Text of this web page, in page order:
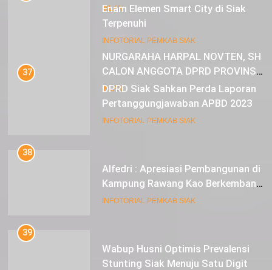
IKLAN
NURGARAHA HARPAL NOVTEN, SH
CALON ANGGOTA DPRD PROVINSI
DKI JAKARTA
IKLAN
Enam Elemen Smart City di Siak
Terpenuhi
INFOTORIAL PEMKAB SIAK
37
DPRD Siak Sahkan Perda Laporan
Pertanggungjawaban APBD 2023
INFOTORIAL PEMKAB SIAK
38
Alfedri : Apresiasi Pembangunan di
Kampung Rawang Kao Berkembang
Pesat
INFOTORIAL PEMKAB SIAK
39
Wabup Husni Optimis Prevalensi
Stunting Siak Menuju Satu Digit